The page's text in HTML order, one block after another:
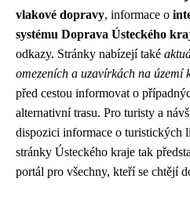
vlakové dopravy, informace o
systému Doprava Ústeckého
odkazy. Stránky nabízejí také
omezeních a uzavírkách na území
před cestou informovat o
alternativní trasu. Pro turisty a
dispozici informace o turistických
stránky Ústeckého kraje tak
portál pro všechny, kteří se chtějí